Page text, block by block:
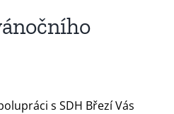
s SDH Březí Vás